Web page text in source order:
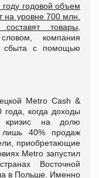
годовой объем
на уровне 700 млн.
товары,
компания
сбыта с помощью
Metro Cash &
когда доходы
на долю
лишь 40% продаж
приобретающие
Metro запустил
Восточной
в Польше. Именно